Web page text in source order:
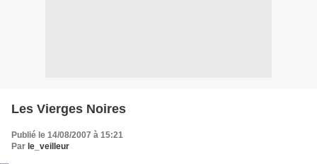
Les Vierges Noires
Publié le 14/08/2007 à 15:21
Par le_veilleur